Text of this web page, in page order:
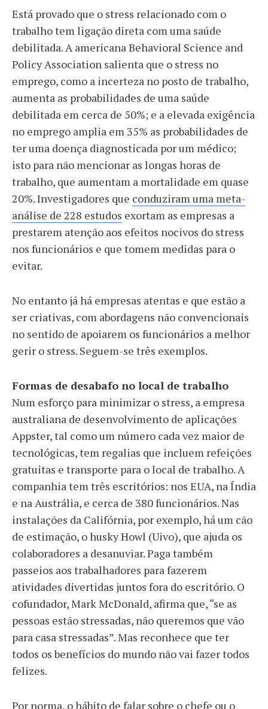
Está provado que o stress relacionado com o
trabalho tem ligação direta com uma saúde
debilitada. A americana Behavioral Science and
Policy Association salienta que o stress no
emprego, como a incerteza no posto de trabalho,
aumenta as probabilidades de uma saúde
debilitada em cerca de 50%; e a elevada exigência
no emprego amplia em 35% as probabilidades de
ter uma doença diagnosticada por um médico;
isto para não mencionar as longas horas de
trabalho, que aumentam a mortalidade em quase
20%. Investigadores que conduziram uma meta-
análise de 228 estudos exortam as empresas a
prestarem atenção aos efeitos nocivos do stress
nos funcionários e que tomem medidas para o
evitar.
No entanto já há empresas atentas e que estão a
ser criativas, com abordagens não convencionais
no sentido de apoiarem os funcionários a melhor
gerir o stress. Seguem-se três exemplos.
Formas de desabafo no local de trabalho
Num esforço para minimizar o stress, a empresa
australiana de desenvolvimento de aplicações
Appster, tal como um número cada vez maior de
tecnológicas, tem regalias que incluem refeições
gratuitas e transporte para o local de trabalho. A
companhia tem três escritórios: nos EUA, na Índia
e na Austrália, e cerca de 380 funcionários. Nas
instalações da Califórnia, por exemplo, há um cão
de estimação, o husky Howl (Uivo), que ajuda os
colaboradores a desanuviar. Paga também
passeios aos trabalhadores para fazerem
atividades divertidas juntos fora do escritório. O
cofundador, Mark McDonald, afirma que, “se as
pessoas estão stressadas, não queremos que vão
para casa stressadas”. Mas reconhece que ter
todos os benefícios do mundo não vai fazer todos
felizes.
Por norma, o hábito de falar sobre o chefe ou o